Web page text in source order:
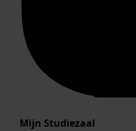
Mijn Studiezaal